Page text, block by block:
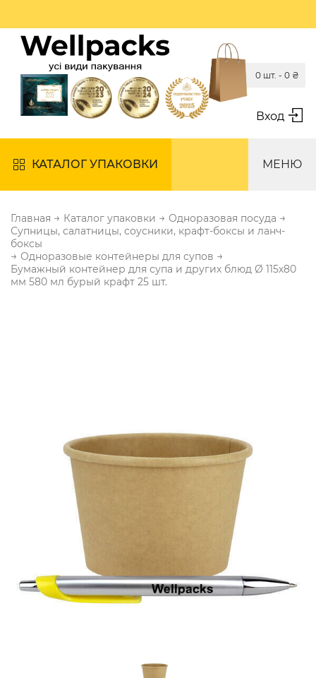
Вход
0 шт. - 0 ₴
КАТАЛОГ УПАКОВКИ МЕНЮ
Главная → Каталог упаковки → Одноразовая посуда →
Супницы, салатницы, соусники, крафт-боксы и ланч-
боксы
→ Одноразовые контейнеры для супов →
Бумажный контейнер для супа и других блюд Ø 115х80
мм 580 мл бурый крафт 25 шт.